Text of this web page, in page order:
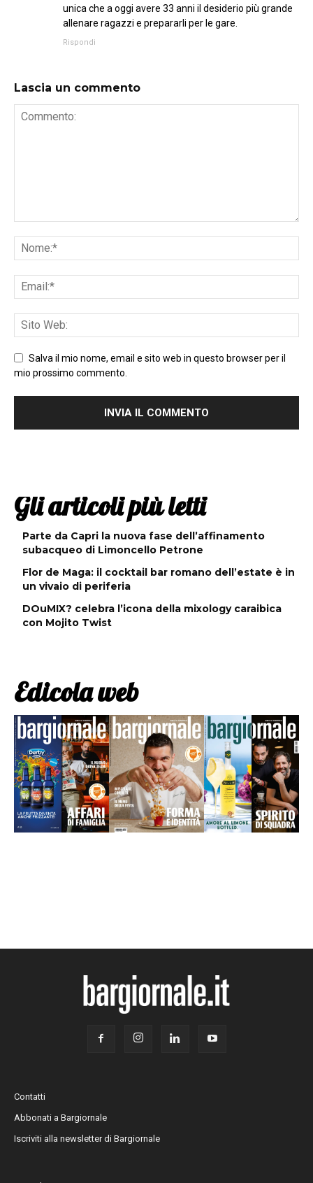
unica che a oggi avere 33 anni il desiderio più grande
allenare ragazzi e prepararli per le gare.
Rispondi
Lascia un commento
Salva il mio nome, email e sito web in questo browser per il
mio prossimo commento.
Gli articoli più letti
Parte da Capri la nuova fase dell’affinamento
subacqueo di Limoncello Petrone
Flor de Maga: il cocktail bar romano dell’estate è in
un vivaio di periferia
DOuMIX? celebra l’icona della mixology caraibica
con Mojito Twist
Edicola web
Contatti
Abbonati a Bargiornale
Iscriviti alla newsletter di Bargiornale